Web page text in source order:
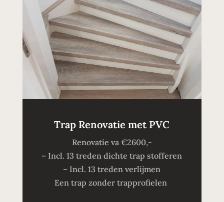
Trap Renovatie met PVC
Renovatie va €2600,-
– Incl. 13 treden dichte trap stofferen
– Incl. 13 treden verlijmen
Een trap zonder trapprofielen